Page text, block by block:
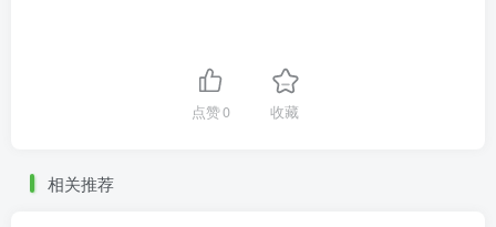
点赞0 收藏
相关推荐